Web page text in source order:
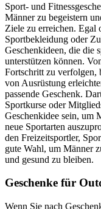
Sport- und
Männer zu begeistern
Ziele zu erreichen. Egal
Sportbekleidung oder
Geschenkideen, die die
unterstützen können.
Fortschritt zu verfolgen,
von Ausrüstung
passende Geschenk.
Sportkurse oder
Geschenkidee sein, um
neue Sportarten
den Freizeitsportler,
gute Wahl, um Männer
und gesund zu bleiben.
Geschenke für
Wenn Sie nach